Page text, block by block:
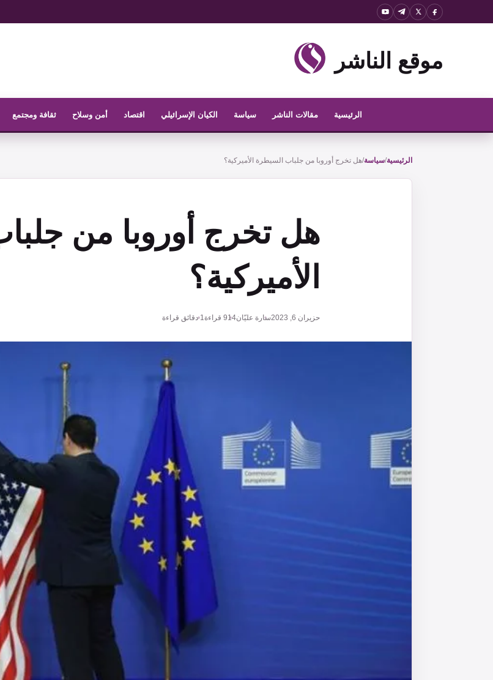
موقع الناشر
الرئيسية مقالات الناشر سياسة الكيان الإسرائيلي اقتصاد أمن وسلاح ثقافة ومجتمع
الرئيسية/سياسة/هل تخرج أوروبا من جلباب السيطرة الأميركية؟
هل تخرج أوروبا من
الأميركية؟
حزيران 6, 2023 سارة عليّان914 قراءة1 دقائق قراءة